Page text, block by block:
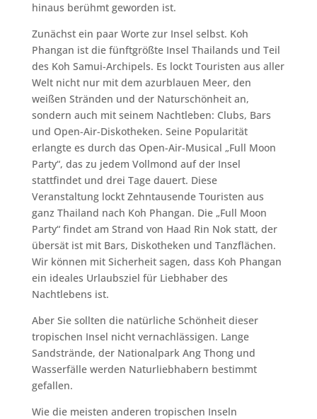
hinaus berühmt geworden ist.
Zunächst ein paar Worte zur Insel selbst. Koh
Phangan ist die fünftgrößte Insel Thailands und Teil
des Koh Samui-Archipels. Es lockt Touristen aus aller
Welt nicht nur mit dem azurblauen Meer, den
weißen Stränden und der Naturschönheit an,
sondern auch mit seinem Nachtleben: Clubs, Bars
und Open-Air-Diskotheken. Seine Popularität
erlangte es durch das Open-Air-Musical „Full Moon
Party“, das zu jedem Vollmond auf der Insel
stattfindet und drei Tage dauert. Diese
Veranstaltung lockt Zehntausende Touristen aus
ganz Thailand nach Koh Phangan. Die „Full Moon
Party“ findet am Strand von Haad Rin Nok statt, der
übersät ist mit Bars, Diskotheken und Tanzflächen.
Wir können mit Sicherheit sagen, dass Koh Phangan
ein ideales Urlaubsziel für Liebhaber des
Nachtlebens ist.
Aber Sie sollten die natürliche Schönheit dieser
tropischen Insel nicht vernachlässigen. Lange
Sandstrände, der Nationalpark Ang Thong und
Wasserfälle werden Naturliebhabern bestimmt
gefallen.
Wie die meisten anderen tropischen Inseln